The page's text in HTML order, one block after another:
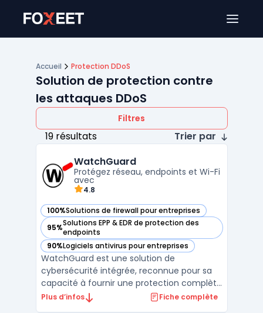
Accueil Protection DDoS
Solution de protection contre
les attaques DDoS
Filtres
19 résultats
Trier par
WatchGuard
Protégez réseau, endpoints et Wi-Fi
avec
4.8
100%Solutions de firewall pour entreprises
— voir WatchGuard dans cette catégorie
95%Solutions EPP & EDR de protection des
endpoints
— voir WatchGuard dans cette catégorie
90%Logiciels antivirus pour entreprises
— voir WatchGuard dans cette catégorie
WatchGuard est une solution de
cybersécurité intégrée, reconnue pour sa
capacité à fournir une protection complète
et simplifiée des réseaux, des endpoints et
Plus d’infos Fiche complète